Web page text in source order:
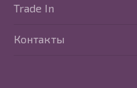
Trade In
Контакты